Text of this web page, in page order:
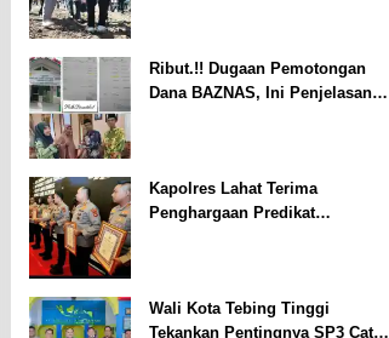
Ribut.!! Dugaan Pemotongan
Dana BAZNAS, Ini Penjelasan
Kapolres Lahat Terima
Penghargaan Predikat
Wali Kota Tebing Tinggi
Tekankan Pentingnya SP3 Catin